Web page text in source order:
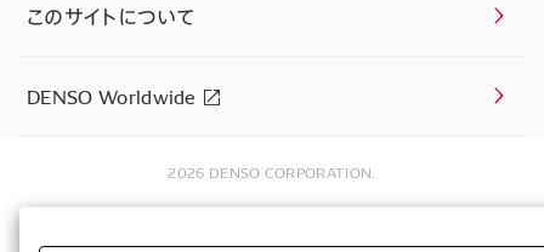
このサイトについて
DENSO Worldwide
2026 DENSO CORPORATION.